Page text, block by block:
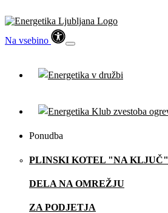
Na vsebino
Ponudba
PLINSKI KOTEL "NA KLJUČ"
DELA NA OMREŽJU
ZA PODJETJA